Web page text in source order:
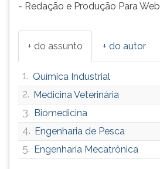
- Redação e Produção Para Web
+ do assunto + do autor
1. Química Industrial
2. Medicina Veterinária
3. Biomedicina
4. Engenharia de Pesca
5. Engenharia Mecatrônica